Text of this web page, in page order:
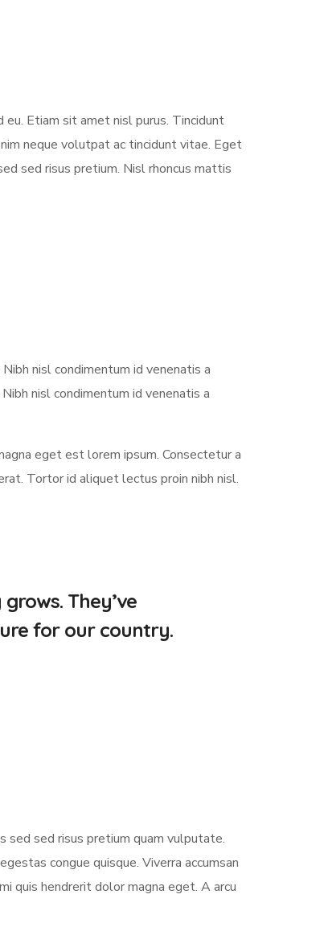
Etiam sit amet nisl purus. Tincidunt
neque volutpat ac tincidunt vitae. Eget
sed risus pretium. Nisl rhoncus mattis
nisl condimentum id venenatis a
nisl condimentum id venenatis a
eget est lorem ipsum. Consectetur a
Tortor id aliquet lectus proin nibh nisl.
They’ve
for our country.
sed sed risus pretium quam vulputate.
congue quisque. Viverra accumsan
quis hendrerit dolor magna eget. A arcu